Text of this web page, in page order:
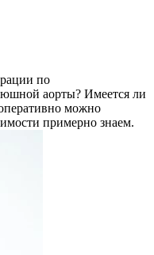
по
аорты? Имеется ли
можно
примерно знаем.